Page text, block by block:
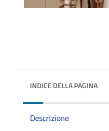
INDICE DELLA PAGINA
Descrizione